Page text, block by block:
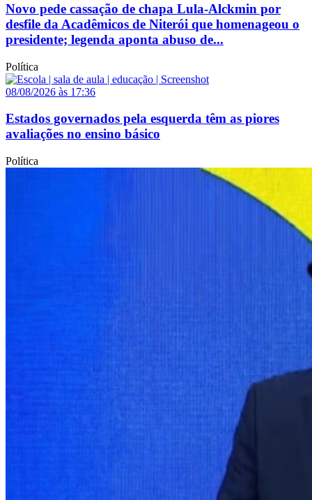
Novo pede cassação de chapa Lula-Alckmin por
desfile da Acadêmicos de Niterói que homenageou o
presidente; legenda aponta abuso de...
Política
08/08/2026 às 17:36
Estados governados pela esquerda têm as piores
avaliações no ensino básico
Política